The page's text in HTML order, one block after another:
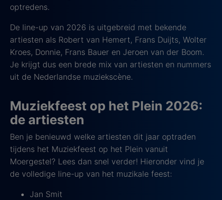
optredens.
De line-up van 2026 is uitgebreid met bekende
artiesten als Robert van Hemert, Frans Duijts, Wolter
Kroes, Donnie, Frans Bauer en Jeroen van der Boom.
Je krijgt dus een brede mix van artiesten en nummers
uit de Nederlandse muziekscène.
Muziekfeest op het Plein 2026:
de artiesten
Ben je benieuwd welke artiesten dit jaar optraden
tijdens het Muziekfeest op het Plein vanuit
Moergestel? Lees dan snel verder! Hieronder vind je
de volledige line-up van het muzikale feest:
Jan Smit